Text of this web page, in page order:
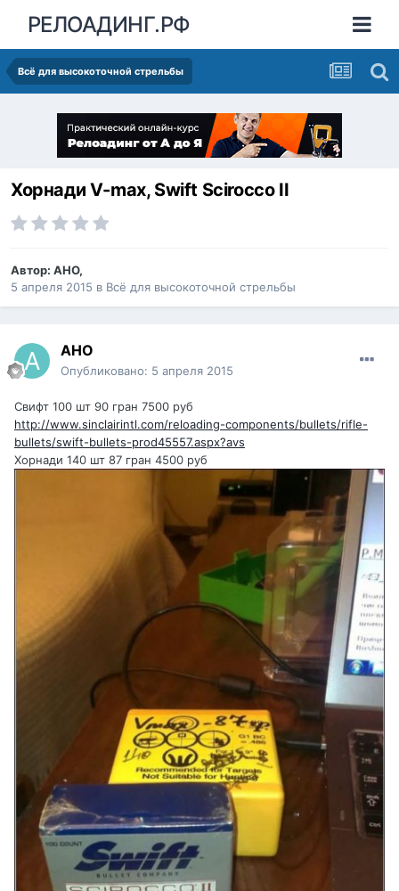
РЕЛОАДИНГ.РФ
Всё для высокоточной стрельбы
Хорнади V-max, Swift Scirocco II
Автор: АНО,
5 апреля 2015 в Всё для высокоточной стрельбы
АНО
Опубликовано: 5 апреля 2015
Свифт 100 шт 90 гран 7500 руб
http://www.sinclairintl.com/reloading-components/bullets/rifle-
bullets/swift-bullets-prod45557.aspx?avs
Хорнади 140 шт 87 гран 4500 руб